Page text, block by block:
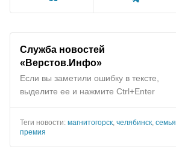
Служба новостей
«Верстов.Инфо»
Если вы заметили ошибку в тексте,
выделите ее и нажмите Ctrl+Enter
Теги новости: магнитогорск, челябинск, семья
премия